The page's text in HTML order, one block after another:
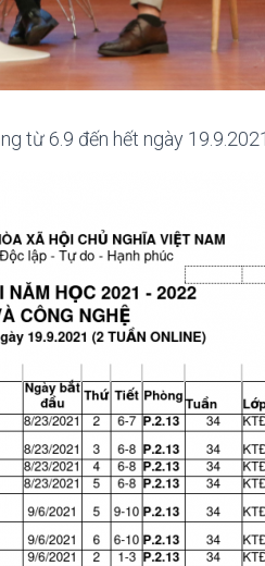
từ 6.9 đến hết ngày